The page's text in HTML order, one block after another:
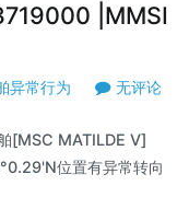
|MMSI
异常行为 无评论
[MSC MATILDE V]
位置有异常转向